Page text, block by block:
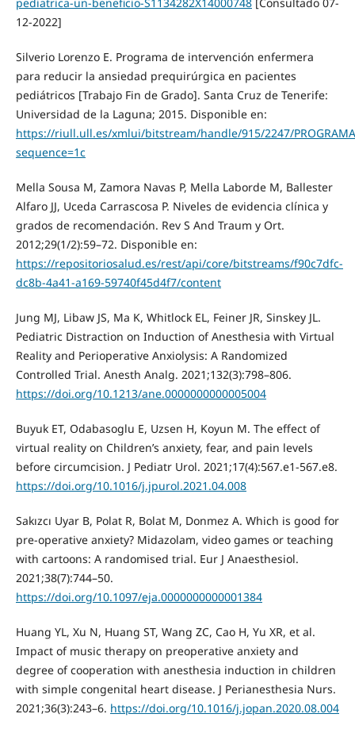
12-2022]
Silverio Lorenzo E. Programa de intervención enfermera
para reducir la ansiedad prequirúrgica en pacientes
pediátricos [Trabajo Fin de Grado]. Santa Cruz de Tenerife:
Universidad de la Laguna; 2015. Disponible en:
https://riull.ull.es/xmlui/bitstream/handle/915/2247/
sequence=1c
Mella Sousa M, Zamora Navas P, Mella Laborde M, Ballester
Alfaro JJ, Uceda Carrascosa P. Niveles de evidencia clínica y
grados de recomendación. Rev S And Traum y Ort.
2012;29(1/2):59–72. Disponible en:
https://repositoriosalud.es/rest/api/core/bitstreams/f90c7dfc-
dc8b-4a41-a169-59740f45d4f7/content
Jung MJ, Libaw JS, Ma K, Whitlock EL, Feiner JR, Sinskey JL.
Pediatric Distraction on Induction of Anesthesia with Virtual
Reality and Perioperative Anxiolysis: A Randomized
Controlled Trial. Anesth Analg. 2021;132(3):798–806.
https://doi.org/10.1213/ane.0000000000005004
Buyuk ET, Odabasoglu E, Uzsen H, Koyun M. The effect of
virtual reality on Children’s anxiety, fear, and pain levels
before circumcision. J Pediatr Urol. 2021;17(4):567.e1-567.e8.
https://doi.org/10.1016/j.jpurol.2021.04.008
Sakızcı Uyar B, Polat R, Bolat M, Donmez A. Which is good for
pre-operative anxiety? Midazolam, video games or teaching
with cartoons: A randomised trial. Eur J Anaesthesiol.
2021;38(7):744–50.
https://doi.org/10.1097/eja.0000000000001384
Huang YL, Xu N, Huang ST, Wang ZC, Cao H, Yu XR, et al.
Impact of music therapy on preoperative anxiety and
degree of cooperation with anesthesia induction in children
with simple congenital heart disease. J Perianesthesia Nurs.
2021;36(3):243–6. https://doi.org/10.1016/j.jopan.2020.08.004